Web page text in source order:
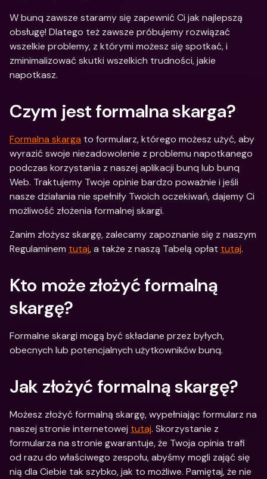
W bunq zawsze staramy się zapewnić Ci jak najlepszą
obsługę! Dlatego też zawsze próbujemy rozwiązać
wszelkie problemy, z którymi możesz się spotkać, i
zminimalizować skutki wszelkich trudności, jakie
napotkasz.
Czym jest formalna skarga?
Formalna skarga to formularz, którego możesz użyć, aby
wyrazić swoje niezadowolenie z problemu napotkanego
podczas korzystania z naszej aplikacji bunq lub bunq
Web. Traktujemy Twoje opinie bardzo poważnie i jeśli
nasze działania nie spełniły Twoich oczekiwań, dajemy Ci
możliwość złożenia formalnej skargi.
Zanim złożysz skargę, zalecamy zapoznanie się z naszym
Regulaminem tutaj, a także z naszą Tabelą opłat tutaj.
Kto może złożyć formalną
skargę?
Formalne skargi mogą być składane przez byłych,
obecnych lub potencjalnych użytkowników bunq.
Jak złożyć formalną skargę?
Możesz złożyć formalną skargę, wypełniając formularz na
naszej stronie internetowej tutaj. Skorzystanie z
formularza na stronie gwarantuje, że Twoja opinia trafi
od razu do właściwego zespołu, abyśmy mogli zająć się
nią dla Ciebie tak szybko, jak to możliwe. Pamiętaj, że nie